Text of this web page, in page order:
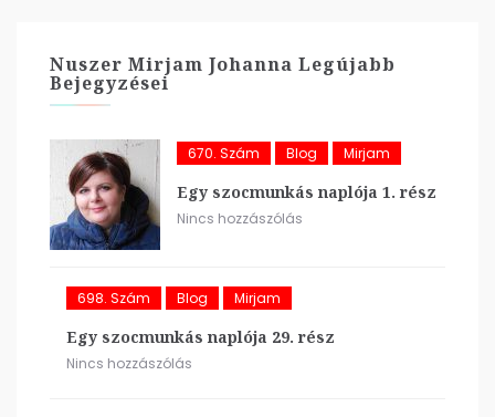
Nuszer Mirjam Johanna Legújabb
Bejegyzései
670. Szám Blog Mirjam
Egy szocmunkás naplója 1. rész
Nincs hozzászólás
698. Szám Blog Mirjam
Egy szocmunkás naplója 29. rész
Nincs hozzászólás